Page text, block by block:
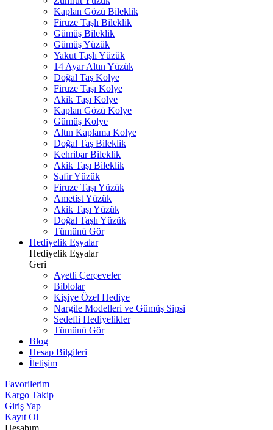
Kaplan Gözü Bileklik
Firuze Taşlı Bileklik
Gümüş Bileklik
Gümüş Yüzük
Yakut Taşlı Yüzük
14 Ayar Altın Yüzük
Doğal Taş Kolye
Firuze Taşı Kolye
Akik Taşı Kolye
Kaplan Gözü Kolye
Gümüş Kolye
Altın Kaplama Kolye
Doğal Taş Bileklik
Kehribar Bileklik
Akik Taşı Bileklik
Safir Yüzük
Firuze Taşı Yüzük
Ametist Yüzük
Akik Taşı Yüzük
Doğal Taşlı Yüzük
Tümünü Gör
Hediyelik Eşyalar
Hediyelik Eşyalar
Geri
Ayetli Çerçeveler
Biblolar
Kişiye Özel Hediye
Nargile Modelleri ve Gümüş Sipsi
Sedefli Hediyelikler
Tümünü Gör
Blog
Hesap Bilgileri
İletişim
Favorilerim
Kargo Takip
Giriş Yap
Kayıt Ol
Hesabım